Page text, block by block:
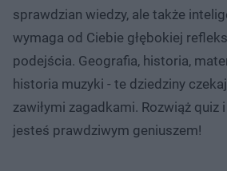
sprawdzian wiedzy, ale także
wymaga od Ciebie głębokiej
podejścia. Geografia, historia,
historia muzyki - te dziedziny
zawiłymi zagadkami. Rozwiąż quiz
jesteś prawdziwym geniuszem!